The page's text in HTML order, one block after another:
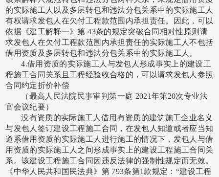
的实际施工人以及多层转包和违法分包关系中的实际施工人
有权请求发包人在欠付工程款范围内承担责任。因此，可以
依据《建工解释一》第43条的规定突破合同相对性原则请
求发包人在欠付工程款范围内承担责任的实际施工人不包括
借用资质及多层转包和违法分包关系中的实际施工人。
4.借用资质的实际施工人与发包人形成事实上的建设工
程施工合同关系且工程经验收合格的，可以请求发包人参照
合同约定折价补偿
（最高人民法院民事审判第一庭 2021年第20次专业法
官会议纪要）
没有资质的实际施工人借用有资质的建筑施工企业名义
与发包人签订建设工程施工合同，在发包人知道或者应当知
道系借用资质的实际施工人进行施工的情况下，发包人与借
用资质的实际施工人之间形成事实上的建设工程施工合同关
系。该建设工程施工合同因违反法律的强制性规定而无效。
《中华人民共和国民法典》第 793条第1款规定：“建设工程